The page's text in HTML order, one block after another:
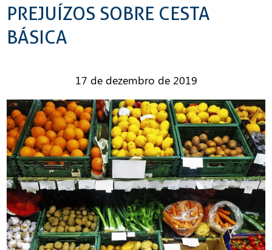
PREJUÍZOS SOBRE CESTA
BÁSICA
17 de dezembro de 2019